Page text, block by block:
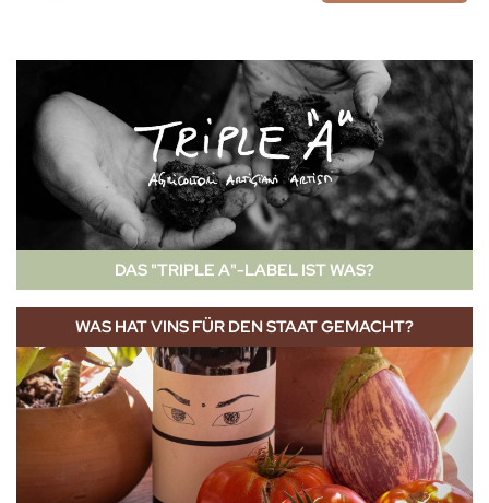
DAS "TRIPLE A"-LABEL IST WAS?
WAS HAT VINS FÜR DEN STAAT GEMACHT?